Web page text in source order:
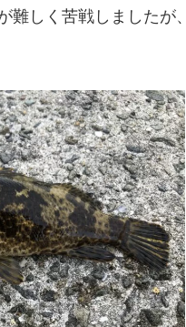
難しく苦戦しましたが、